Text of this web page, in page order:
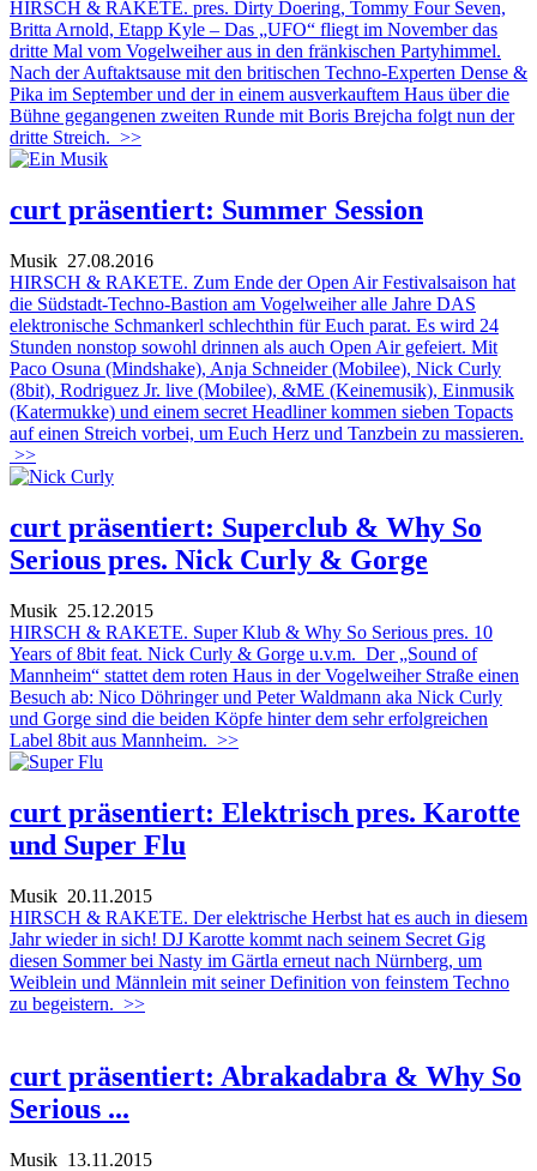
HIRSCH & RAKETE. pres. Dirty Doering, Tommy Four Seven,
Britta Arnold, Etapp Kyle – Das „UFO“ fliegt im November das
dritte Mal vom Vogelweiher aus in den fränkischen Partyhimmel.
Nach der Auftaktsause mit den britischen Techno-Experten Dense &
Pika im September und der in einem ausverkauftem Haus über die
Bühne gegangenen zweiten Runde mit Boris Brejcha folgt nun der
dritte Streich. >>
curt präsentiert: Summer Session
Musik 27.08.2016
HIRSCH & RAKETE. Zum Ende der Open Air Festivalsaison hat
die Südstadt-Techno-Bastion am Vogelweiher alle Jahre DAS
elektronische Schmankerl schlechthin für Euch parat. Es wird 24
Stunden nonstop sowohl drinnen als auch Open Air gefeiert. Mit
Paco Osuna (Mindshake), Anja Schneider (Mobilee), Nick Curly
(8bit), Rodriguez Jr. live (Mobilee), &ME (Keinemusik), Einmusik
(Katermukke) und einem secret Headliner kommen sieben Topacts
auf einen Streich vorbei, um Euch Herz und Tanzbein zu massieren.
>>
curt präsentiert: Superclub & Why So
Serious pres. Nick Curly & Gorge
Musik 25.12.2015
HIRSCH & RAKETE. Super Klub & Why So Serious pres. 10
Years of 8bit feat. Nick Curly & Gorge u.v.m. Der „Sound of
Mannheim“ stattet dem roten Haus in der Vogelweiher Straße einen
Besuch ab: Nico Döhringer und Peter Waldmann aka Nick Curly
und Gorge sind die beiden Köpfe hinter dem sehr erfolgreichen
Label 8bit aus Mannheim. >>
curt präsentiert: Elektrisch pres. Karotte
und Super Flu
Musik 20.11.2015
HIRSCH & RAKETE. Der elektrische Herbst hat es auch in diesem
Jahr wieder in sich! DJ Karotte kommt nach seinem Secret Gig
diesen Sommer bei Nasty im Gärtla erneut nach Nürnberg, um
Weiblein und Männlein mit seiner Definition von feinstem Techno
zu begeistern. >>
curt präsentiert: Abrakadabra & Why So
Serious ...
Musik 13.11.2015